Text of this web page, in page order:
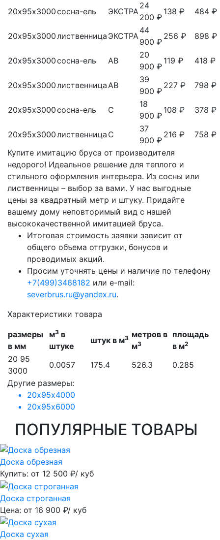
20х95х3000сосна-ель ЭКСТРА
24
200 ₽
138 ₽ 484 ₽
20х95х3000лиственница ЭКСТРА
44
900 ₽
256 ₽ 898 ₽
20х95х3000сосна-ель АВ
20
900 ₽
119 ₽ 418 ₽
20х95х3000лиственницаАВ
39
900 ₽
227 ₽ 798 ₽
20х95х3000сосна-ель С
18
900 ₽
108 ₽ 378 ₽
20х95х3000лиственница С
37
900 ₽
216 ₽
758 ₽
Купите имитацию бруса от производителя
недорого! Идеальное решение для теплого и
стильного оформления интерьера. Из сосны или
лиственницы – выбор за вами. У нас выгодные
цены за квадратный метр и штуку. Придайте
вашему дому неповторимый вид с нашей
высококачественной имитацией бруса.
Итоговая стоимость заявки зависит от
общего объема отгрузки, бонусов и
проводимых акций.
Просим уточнять цены и наличие по телефону
+7(499)3468182 или e-mail:
severbrus.ru@yandex.ru.
Характеристики товара
размеры
в мм
м3 в
штуке
штук в м3 метров в
м3
площадь
в м2
20 95
3000
0.0057 175.4 526.3
0.285
Другие размеры:
20х95х4000
20х95х6000
ПОПУЛЯРНЫЕ ТОВАРЫ
Доска обрезная
Купить: от 12 500 ₽/ куб
Доска строганная
Цена: от 16 900 ₽/ куб
Доска сухая